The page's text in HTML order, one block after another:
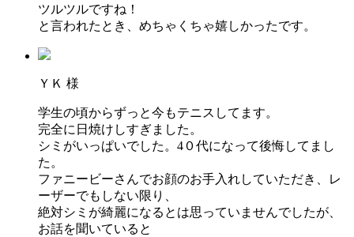
ツルツルですね！
と言われたとき、めちゃくちゃ嬉しかったです。
ＹＫ 様
学生の頃からずっと今もテニスしてます。
完全に日焼けしすぎました。
シミがいっぱいでした。4０代になって後悔してまし
た。
ファニービーさんでお顔のお手入れしていただき、レ
ーザーでもしない限り、
絶対シミが綺麗になるとは思っていませんでしたが、
お話を聞いていると